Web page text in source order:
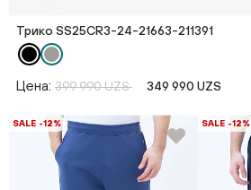
Трико SS25CR3-24-21663-211391
Цена: 399 990 UZS 349 990 UZS
SALE -12% SALE -12%